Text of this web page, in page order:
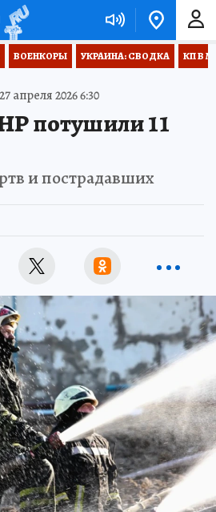
ВОЕНКОРЫ УКРАИНА: СВОДКА КП В
27 апреля 2026 6:30
потушили 11
и пострадавших